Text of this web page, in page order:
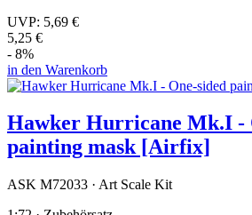
UVP: 5,69 €
5,25 €
- 8%
in den Warenkorb
Hawker Hurricane Mk.I -
painting mask [Airfix]
ASK M72033 · Art Scale Kit